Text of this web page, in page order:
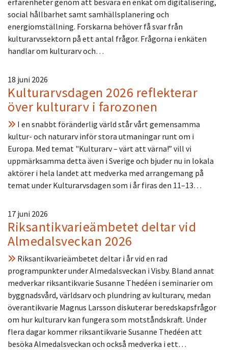
social hållbarhet samt samhällsplanering och
energiomställning. Forskarna behöver få svar från
kulturarvssektorn på ett antal frågor. Frågorna i enkäten
handlar om kulturarv och…
18 juni 2026
Kulturarvsdagen 2026 reflekterar
över kulturarv i farozonen
I en snabbt föränderlig värld står vårt gemensamma
kultur- och naturarv inför stora utmaningar runt om i
Europa. Med temat "Kulturarv – värt att värna!” vill vi
uppmärksamma detta även i Sverige och bjuder nu in lokala
aktörer i hela landet att medverka med arrangemang på
temat under Kulturarvsdagen som i år firas den 11–13…
17 juni 2026
Riksantikvarieämbetet deltar vid
Almedalsveckan 2026
Riksantikvarieämbetet deltar i år vid en rad
programpunkter under Almedalsveckan i Visby. Bland annat
medverkar riksantikvarie Susanne Thedéen i seminarier om
byggnadsvård, världsarv och plundring av kulturarv, medan
överantikvarie Magnus Larsson diskuterar beredskapsfrågor
om hur kulturarv kan fungera som motståndskraft. Under
flera dagar kommer riksantikvarie Susanne Thedéen att
besöka Almedalsveckan och också medverka i ett…